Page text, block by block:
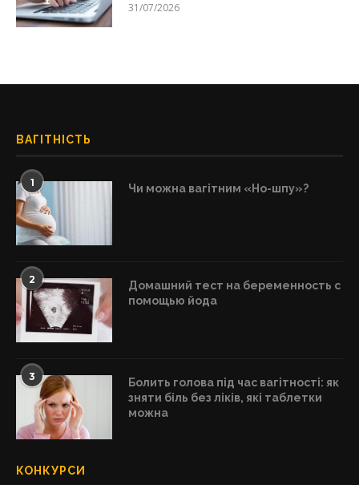
31/07/2026
ВАГІТНІСТЬ
1 Чи можна вагітним «Но-шпу»?
2
Домашний тест на беременность с
помощью йода
3
Болить голова під час вагітності: як
зняти біль без ліків, які таблетки
можна
КОНКУРСИ